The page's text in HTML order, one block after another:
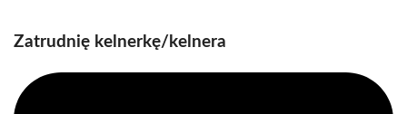
Zatrudnię kelnerkę/kelnera